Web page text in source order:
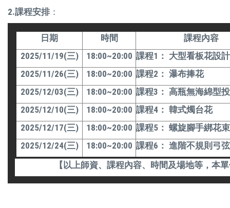
2.課程安排 ：
日期 時間
課程內容
2025/11/19(三)
18:00~20:00 課程1： 大型看板花設計
2025/11/26(三)
18:00~20:00 課程2： 瀑布捧花
2025/12/03(三)
18:00~20:00 課程3： 高瓶無海綿型
2025/12/10(三)
18:00~20:00 課程4： 韓式燭台花
2025/12/17(三)
18:00~20:00 課程5： 螺旋腳手綁花束
2025/12/24(三)
18:00~20:00 課程6： 進階不規則弓
【以上師資、課程內容、時間及場地等，本